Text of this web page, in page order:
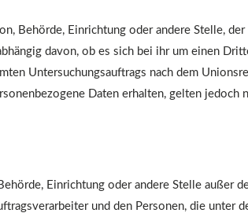
Behörde, Einrichtung oder andere Stelle, der
davon, ob es sich bei ihr um einen
Untersuchungsauftrags nach dem
Daten erhalten, gelten jedoch
Einrichtung oder andere Stelle außer
und den Personen, die unter